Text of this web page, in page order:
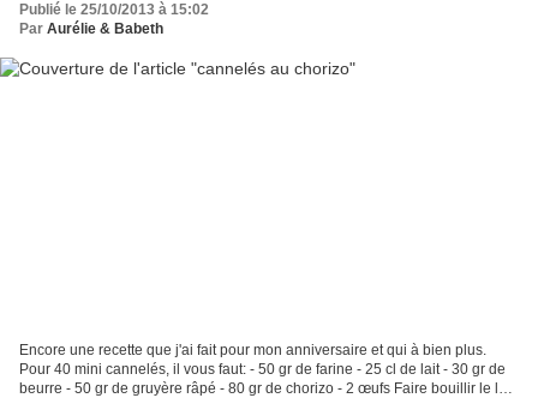
Publié le 25/10/2013 à 15:02
Par Aurélie & Babeth
Encore une recette que j'ai fait pour mon anniversaire et qui à bien plus.
Pour 40 mini cannelés, il vous faut: - 50 gr de farine - 25 cl de lait - 30 gr de
beurre - 50 gr de gruyère râpé - 80 gr de chorizo - 2 œufs Faire bouillir le lait